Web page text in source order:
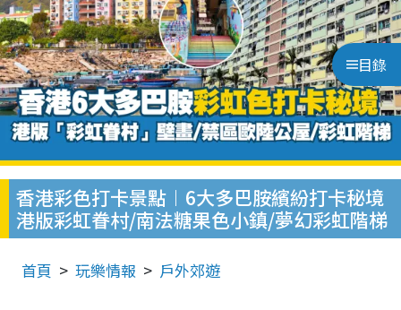
目錄
香港彩色打卡景點︱6大多巴胺繽紛打卡秘境
港版彩虹眷村/南法糖果色小鎮/夢幻彩虹階梯
首頁 玩樂情報 戶外郊遊